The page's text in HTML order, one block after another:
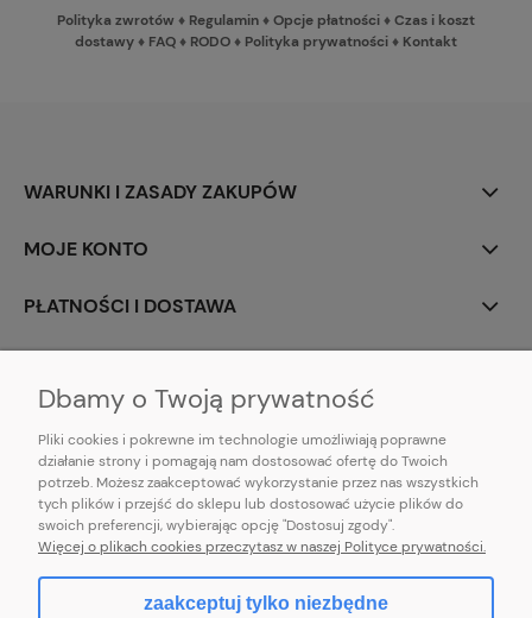
Polityka zwrotów ♦ Regulamin♦Opcje płatności♦Czas i koszt
dostawy♦ FAQ♦ RODO♦ Polityka prywatności♦ Kontakt
WARUNKI I ZASADY ZAKUPÓW
MOJE KONTO
PŁATNOŚCI I DOSTAWA
E-mail:pl101sukienek@gmail.com
101sukienek.pl
ul. Piotrkowska 317/11, Łódź 93-035, woj. łódzkie
Dbamy o Twoją prywatność
Pliki cookies i pokrewne im technologie umożliwiają poprawne
działanie strony i pomagają nam dostosować ofertę do Twoich
potrzeb. Możesz zaakceptować wykorzystanie przez nas wszystkich
tych plików i przejść do sklepu lub dostosować użycie plików do
swoich preferencji, wybierając opcję "Dostosuj zgody".
Więcej o plikach cookies przeczytasz w naszej Polityce prywatności.
zaakceptuj tylko niezbędne